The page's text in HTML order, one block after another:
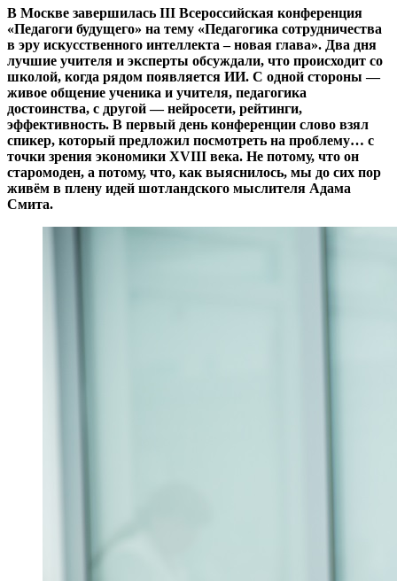
В Москве завершилась III Всероссийская конференция
«Педагоги будущего» на тему «Педагогика сотрудничества
в эру искусственного интеллекта – новая глава». Два дня
лучшие учителя и эксперты обсуждали, что происходит со
школой, когда рядом появляется ИИ. С одной стороны —
живое общение ученика и учителя, педагогика
достоинства, с другой — нейросети, рейтинги,
эффективность. В первый день конференции слово взял
спикер, который предложил посмотреть на проблему… с
точки зрения экономики XVIII века. Не потому, что он
старомоден, а потому, что, как выяснилось, мы до сих пор
живём в плену идей шотландского мыслителя Адама
Смита.